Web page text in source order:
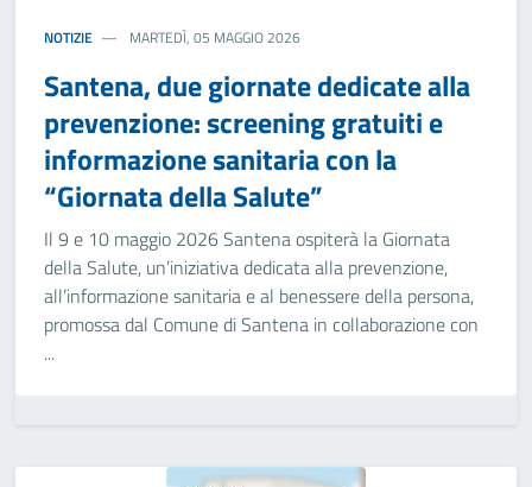
NOTIZIE MARTEDÌ, 05 MAGGIO 2026
Santena, due giornate dedicate alla
prevenzione: screening gratuiti e
informazione sanitaria con la
“Giornata della Salute”
Il 9 e 10 maggio 2026 Santena ospiterà la Giornata
della Salute, un’iniziativa dedicata alla prevenzione,
all’informazione sanitaria e al benessere della persona,
promossa dal Comune di Santena in collaborazione con
...